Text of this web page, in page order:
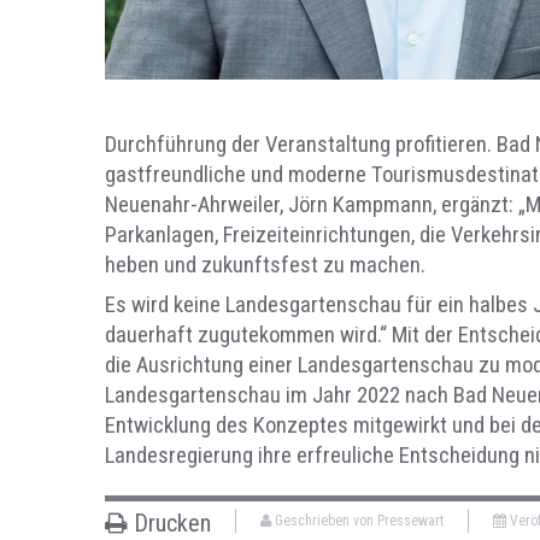
Durchführung der Veranstaltung profitieren.
gastfreundliche und moderne
Neuenahr-Ahrweiler, Jörn Kampmann, ergänzt:
Parkanlagen, Freizeiteinrichtungen, die
heben und zukunftsfest zu machen.
Es wird keine Landesgartenschau für ein halbes
dauerhaft zugutekommen wird.“ Mit der
die Ausrichtung einer Landesgartenschau zu
Landesgartenschau im Jahr 2022 nach Bad
Entwicklung des Konzeptes mitgewirkt und bei
Landesregierung ihre erfreuliche Entscheidung
Drucken Geschrieben von Pressewart